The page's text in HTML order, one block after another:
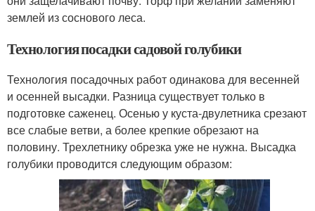
землей из соснового леса.
Технология посадки садовой голубики
Технология посадочных работ одинакова для весенней
и осенней высадки. Разница существует только в
подготовке саженец. Осенью у куста-двулетника срезают
все слабые ветви, а более крепкие обрезают на
половину. Трехлетнику обрезка уже не нужна. Высадка
голубики проводится следующим образом: